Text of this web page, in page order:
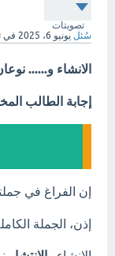
تصويتات
سُئل يونيو 6، 2025 في
الانشاء و......
إجابة الطالب
إن الفراغ في
إذن، الجملة